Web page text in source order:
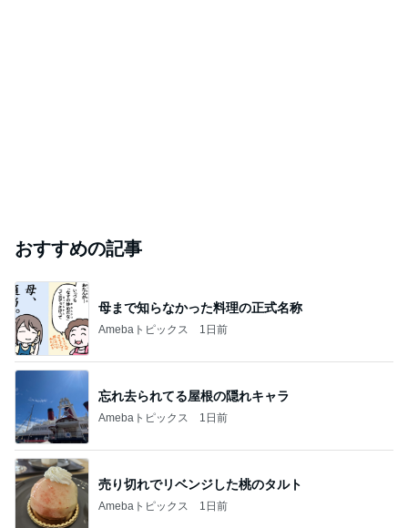
おすすめの記事
母まで知らなかった料理の正式名称
Amebaトピックス 1日前
忘れ去られてる屋根の隠れキャラ
Amebaトピックス 1日前
売り切れでリベンジした桃のタルト
Amebaトピックス 1日前